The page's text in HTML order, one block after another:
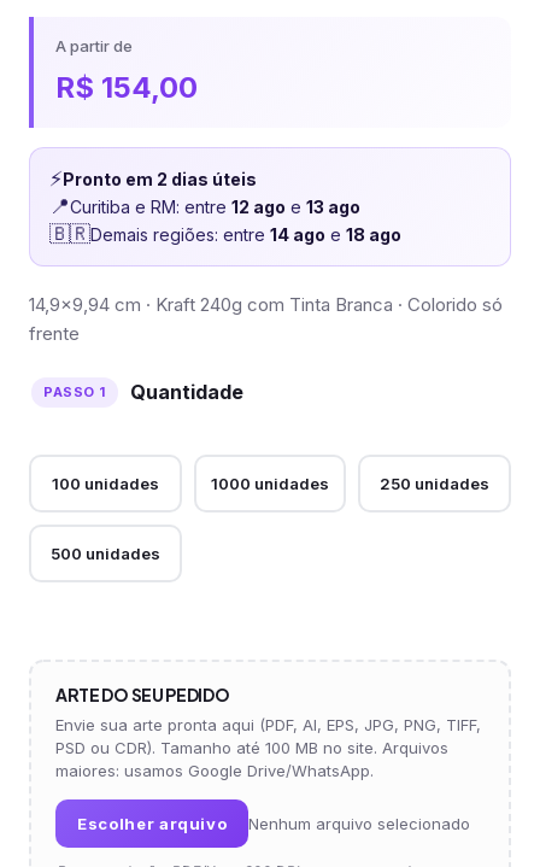
A partir de
R$ 154,00
⚡Pronto em 2 dias úteis
📍Curitiba e RM: entre 12 ago e 13 ago
🇧🇷Demais regiões: entre 14 ago e 18 ago
14,9×9,94 cm · Kraft 240g com Tinta Branca · Colorido só
frente
Quantidade
100 unidades 1000 unidades 250 unidades
500 unidades
ARTE DO SEU PEDIDO
Envie sua arte pronta aqui (PDF, AI, EPS, JPG, PNG, TIFF,
PSD ou CDR). Tamanho até 100 MB no site. Arquivos
maiores: usamos Google Drive/WhatsApp.
Escolher arquivo Nenhum arquivo selecionado